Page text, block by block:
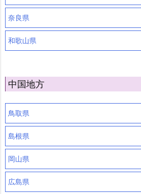
奈良県
和歌山県
中国地方
鳥取県
島根県
岡山県
広島県